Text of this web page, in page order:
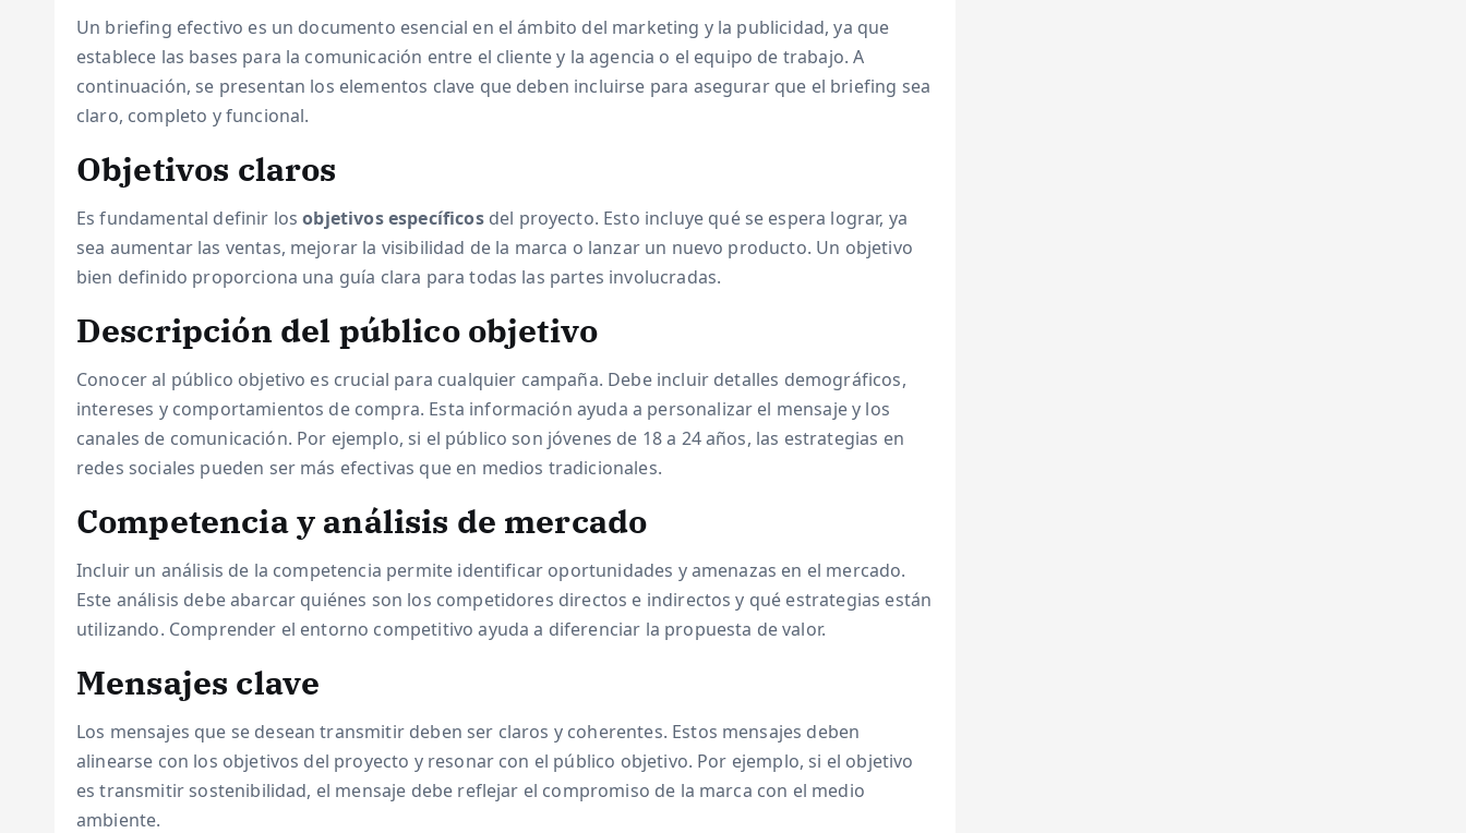
Un briefing efectivo es un documento esencial en el ámbito del marketing y la publicidad, ya que
establece las bases para la comunicación entre el cliente y la agencia o el equipo de trabajo. A
continuación, se presentan los elementos clave que deben incluirse para asegurar que el briefing sea
claro, completo y funcional.
Objetivos claros
Es fundamental definir losobjetivos específicosdel proyecto. Esto incluye qué se espera lograr, ya
sea aumentar las ventas, mejorar la visibilidad de la marca o lanzar un nuevo producto. Un objetivo
bien definido proporciona una guía clara para todas las partes involucradas.
Descripción del público objetivo
Conocer al público objetivo es crucial para cualquier campaña. Debe incluir detalles demográficos,
intereses y comportamientos de compra. Esta información ayuda a personalizar el mensaje y los
canales de comunicación. Por ejemplo, si el público son jóvenes de 18 a 24 años, las estrategias en
redes sociales pueden ser más efectivas que en medios tradicionales.
Competencia y análisis de mercado
Incluir un análisis de la competencia permite identificar oportunidades y amenazas en el mercado.
Este análisis debe abarcar quiénes son los competidores directos e indirectos y qué estrategias están
utilizando. Comprender el entorno competitivo ayuda a diferenciar la propuesta de valor.
Mensajes clave
Los mensajes que se desean transmitir deben ser claros y coherentes. Estos mensajes deben
alinearse con los objetivos del proyecto y resonar con el público objetivo. Por ejemplo, si el objetivo
es transmitir sostenibilidad, el mensaje debe reflejar el compromiso de la marca con el medio
ambiente.